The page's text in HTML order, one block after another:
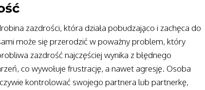
zazdrości, która działa pobudzająco i zachęca do
może się przerodzić w poważny problem, który
zazdrość najczęściej wynika z błędnego
co wywołuje frustrację, a nawet agresję. Osoba
kontrolować swojego partnera lub partnerkę,